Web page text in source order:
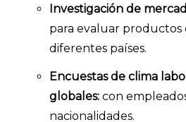
Investigación de
para evaluar productos
diferentes países.
Encuestas de clima
globales: con
nacionalidades.